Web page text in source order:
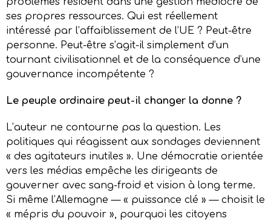
ses propres ressources. Qui est réellement
intéressé par l’affaiblissement de l’UE ? Peut-être
personne. Peut-être s’agit-il simplement d’un
tournant civilisationnel et de la conséquence d’une
gouvernance incompétente ?
Le peuple ordinaire peut-il changer la donne ?
L’auteur ne contourne pas la question. Les
politiques qui réagissent aux sondages deviennent
« des agitateurs inutiles ». Une démocratie orientée
vers les médias empêche les dirigeants de
gouverner avec sang-froid et vision à long terme.
Si même l’Allemagne — « puissance clé » — choisit le
« mépris du pouvoir », pourquoi les citoyens